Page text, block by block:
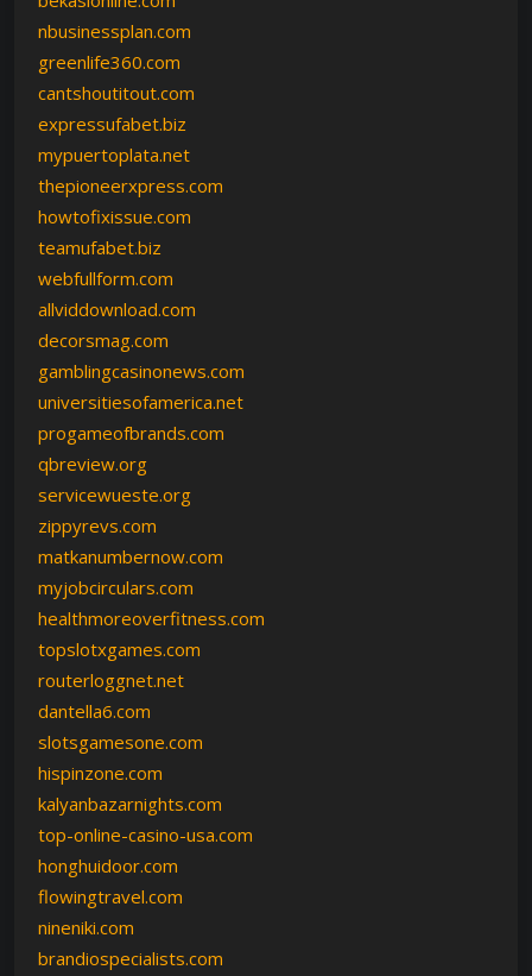
nbusinessplan.com
greenlife360.com
cantshoutitout.com
expressufabet.biz
mypuertoplata.net
thepioneerxpress.com
howtofixissue.com
teamufabet.biz
webfullform.com
allviddownload.com
decorsmag.com
gamblingcasinonews.com
universitiesofamerica.net
progameofbrands.com
qbreview.org
servicewueste.org
zippyrevs.com
matkanumbernow.com
myjobcirculars.com
healthmoreoverfitness.com
topslotxgames.com
routerloggnet.net
dantella6.com
slotsgamesone.com
hispinzone.com
kalyanbazarnights.com
top-online-casino-usa.com
honghuidoor.com
flowingtravel.com
nineniki.com
brandiospecialists.com